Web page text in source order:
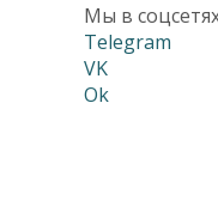
Мы в
Telegram
VK
Ok